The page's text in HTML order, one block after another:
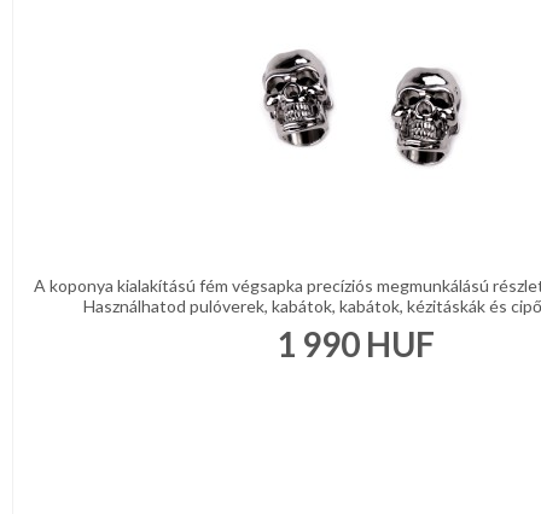
A koponya kialakítású fém végsapka precíziós megmunkálású
Használhatod pulóverek, kabátok, kabátok, kézitáskák és
1 990 HUF